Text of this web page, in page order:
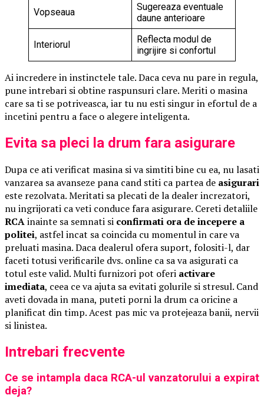
Vopseaua
Sugereaza eventuale
daune anterioare
Interiorul
Reflecta modul de
ingrijire si confortul
Ai incredere in instinctele tale. Daca ceva nu pare in regula,
pune intrebari si obtine raspunsuri clare. Meriti o masina
care sa ti se potriveasca, iar tu nu esti singur in efortul de a
incetini pentru a face o alegere inteligenta.
Evita sa pleci la drum fara asigurare
Dupa ce ati verificat masina si va simtiti bine cu ea, nu lasati
vanzarea sa avanseze pana cand stiti ca partea de asigurari
este rezolvata. Meritati sa plecati de la dealer increzatori,
nu ingrijorati ca veti conduce fara asigurare. Cereti detaliile
RCAinainte sa semnati si confirmati ora de incepere a
politei, astfel incat sa coincida cu momentul in care va
preluati masina. Daca dealerul ofera suport, folositi-l, dar
faceti totusi verificarile dvs. online ca sa va asigurati ca
totul este valid. Multi furnizori pot oferi activare
imediata, ceea ce va ajuta sa evitati golurile si stresul. Cand
aveti dovada in mana, puteti porni la drum ca oricine a
planificat din timp. Acest pas mic va protejeaza banii, nervii
si linistea.
Intrebari frecvente
Ce se intampla daca RCA-ul vanzatorului a expirat
deja?